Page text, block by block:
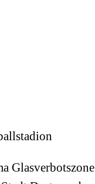
Glasverbotszone